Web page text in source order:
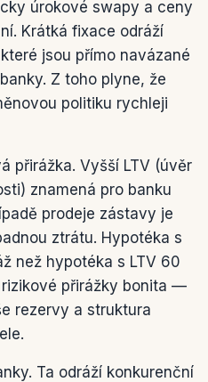
úrokové swapy a ceny
Krátká fixace odráží
jsou přímo navázané
Z toho plyne, že
politiku rychleji
přirážka. Vyšší LTV (úvěr
znamená pro banku
prodeje zástavy je
ztrátu. Hypotéka s
než hypotéka s LTV 60
rizikové přirážky bonita —
rezervy a struktura
Ta odráží konkurenční